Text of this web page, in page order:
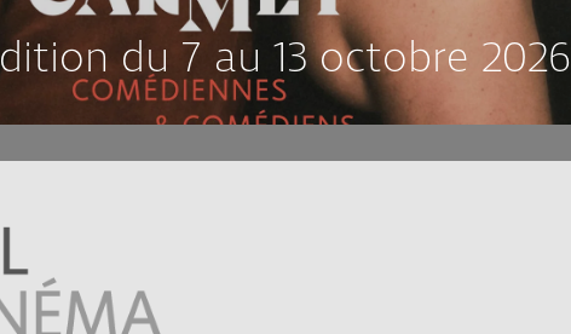
du 7 au 13 octobre 2026